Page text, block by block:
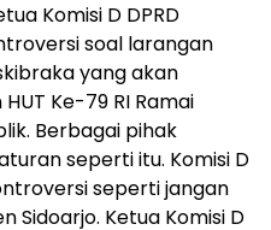
Komisi D DPRD
soal larangan
yang akan
Ke-79 RI Ramai
Berbagai pihak
seperti itu. Komisi D
seperti jangan
Sidoarjo. Ketua Komisi D